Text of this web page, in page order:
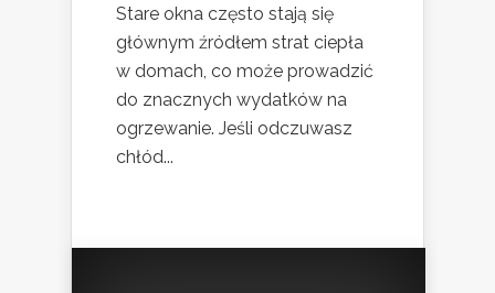
Stare okna często stają się
głównym źródłem strat ciepła
w domach, co może prowadzić
do znacznych wydatków na
ogrzewanie. Jeśli odczuwasz
chłód...